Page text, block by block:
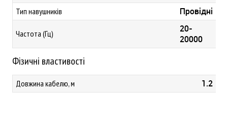
Тип навушників Провідні
Частота (Гц)
20-
20000
Фізичні властивості
Довжина кабелю, м 1.2